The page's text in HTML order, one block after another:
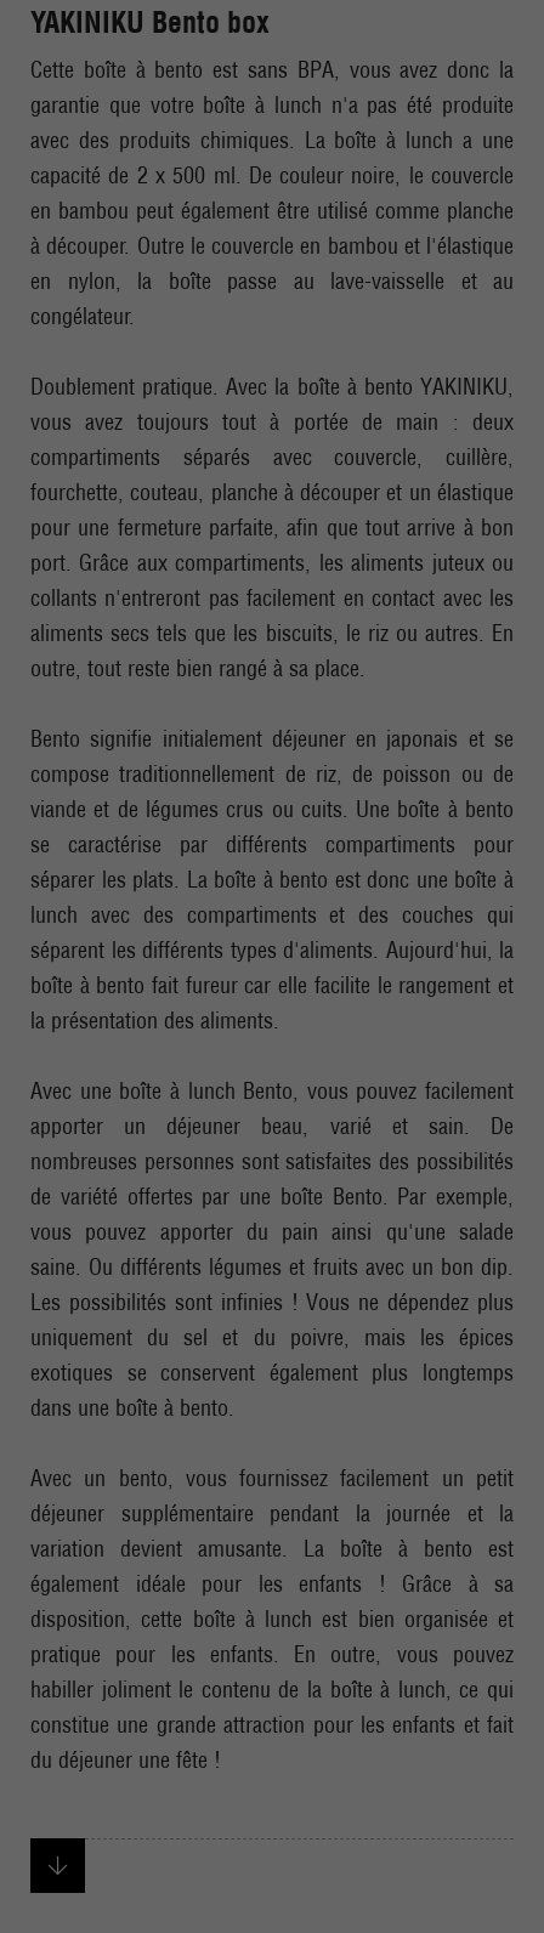
YAKINIKU Bento box
Cette boîte à bento est sans BPA, vous avez donc la
garantie que votre boîte à lunch n'a pas été produite
avec des produits chimiques. La boîte à lunch a une
capacité de 2 x 500 ml. De couleur noire, le couvercle
en bambou peut également être utilisé comme planche
à découper. Outre le couvercle en bambou et l'élastique
en nylon, la boîte passe au lave-vaisselle et au
congélateur.
Doublement pratique. Avec la boîte à bento YAKINIKU,
vous avez toujours tout à portée de main : deux
compartiments séparés avec couvercle, cuillère,
fourchette, couteau, planche à découper et un élastique
pour une fermeture parfaite, afin que tout arrive à bon
port. Grâce aux compartiments, les aliments juteux ou
collants n'entreront pas facilement en contact avec les
aliments secs tels que les biscuits, le riz ou autres. En
outre, tout reste bien rangé à sa place.
Bento signifie initialement déjeuner en japonais et se
compose traditionnellement de riz, de poisson ou de
viande et de légumes crus ou cuits. Une boîte à bento
se caractérise par différents compartiments pour
séparer les plats. La boîte à bento est donc une boîte à
lunch avec des compartiments et des couches qui
séparent les différents types d'aliments. Aujourd'hui, la
boîte à bento fait fureur car elle facilite le rangement et
la présentation des aliments.
Avec une boîte à lunch Bento, vous pouvez facilement
apporter un déjeuner beau, varié et sain. De
nombreuses personnes sont satisfaites des possibilités
de variété offertes par une boîte Bento. Par exemple,
vous pouvez apporter du pain ainsi qu'une salade
saine. Ou différents légumes et fruits avec un bon dip.
Les possibilités sont infinies ! Vous ne dépendez plus
uniquement du sel et du poivre, mais les épices
exotiques se conservent également plus longtemps
dans une boîte à bento.
Avec un bento, vous fournissez facilement un petit
déjeuner supplémentaire pendant la journée et la
variation devient amusante. La boîte à bento est
également idéale pour les enfants ! Grâce à sa
disposition, cette boîte à lunch est bien organisée et
pratique pour les enfants. En outre, vous pouvez
habiller joliment le contenu de la boîte à lunch, ce qui
constitue une grande attraction pour les enfants et fait
du déjeuner une fête !